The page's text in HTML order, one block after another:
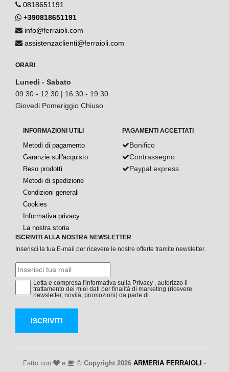
0818651191
+390818651191
info@ferraioli.com
assistenzaclienti@ferraioli.com
ORARI
Lunedì - Sabato
09.30 - 12.30 | 16.30 - 19.30
Giovedi Pomeriggio Chiuso
INFORMAZIONI UTILI
Metodi di pagamento
Garanzie sull'acquisto
Reso prodotti
Metodi di spedizione
Condizioni generali
Cookies
Informativa privacy
La nostra storia
PAGAMENTI ACCETTATI
Bonifico
Contrassegno
Paypal express
ISCRIVITI ALLA NOSTRA NEWSLETTER
Inserisci la tua E-mail per ricevere le nostre offerte tramite newsletter.
Letta e compresa l'informativa sulla Privacy , autorizzo il
trattamento dei miei dati per finalità di marketing (ricevere
newsletter, novità, promozioni) da parte di
ISCRIVITI
Fatto con e © Copyright 2026 ARMERIA FERRAIOLI -